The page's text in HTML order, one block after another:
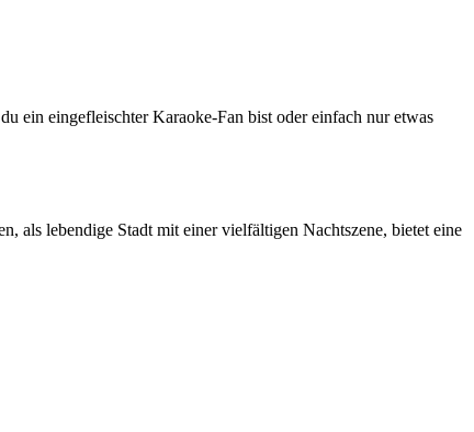
ein eingefleischter Karaoke-Fan bist oder einfach nur etwas
als lebendige Stadt mit einer vielfältigen Nachtszene, bietet eine